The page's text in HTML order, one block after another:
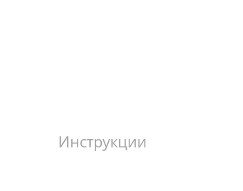
Инструкции